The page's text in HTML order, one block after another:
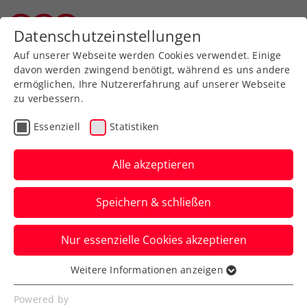
Zurück zur Newsübersicht
Turniere
Upper Austria Young
Ladies Wild-Card-
Challenge: Koller führt
Sextett an
Die ersten Sechs sind für den Kampf um
eine Qualifikations-Wildcard fürs WTA-
Turnier in Linz qualifiziert.
Datenschutzeinstellungen
Auf unserer Webseite werden Cookies verwendet. Einige
davon werden zwingend benötigt, während es uns andere
ermöglichen, Ihre Nutzererfahrung auf unserer Webseite
zu verbessern.
Essenziell Statistiken
Alle akzeptieren
Speichern & schließen
Nur essenzielle Cookies akzeptieren
Essenziell
Essenzielle Cookies werden für grundlegende
Weitere Informationen anzeigen
Powered by